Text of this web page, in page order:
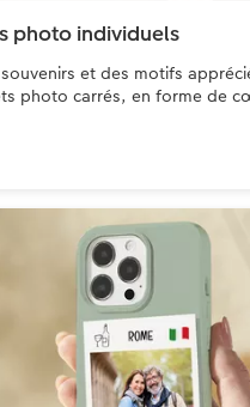
photo individuels
et des motifs
photo carrés, en forme de